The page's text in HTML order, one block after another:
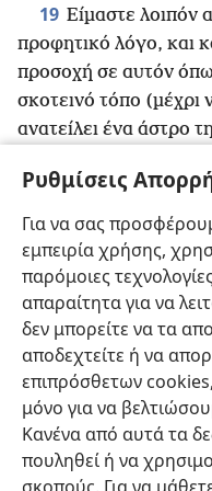
Ρυθμίσεις
Για να σας
εμπειρία χρήσης,
παρόμοιες
απαραίτητα για να
δεν μπορείτε να τα
αποδεχτείτε ή να
επιπρόσθετων
μόνο για να
Κανένα από αυτά τα
πουληθεί ή να
19 Είμαστε λοιπόν
προφητικό λόγο, και
προσοχή σε αυτόν
σκοτεινό τόπο (μέχρι
ανατείλει ένα άστρο
προφητεία της
προσωπική ερμηνεία.
προφητεία από
μίλησαν από τον Θεό
άγιο πνεύμα.+
Ελληνική
Copyright© 2026 Watch
Όροι Χρήσης